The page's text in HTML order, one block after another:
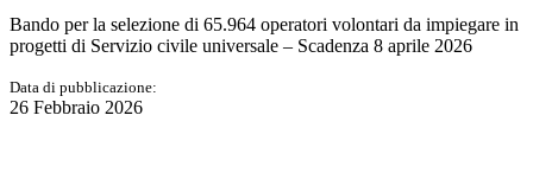
Bando per la selezione di 65.964 operatori volontari da impiegare in
progetti di Servizio civile universale – Scadenza 8 aprile 2026
Data di pubblicazione:
26 Febbraio 2026